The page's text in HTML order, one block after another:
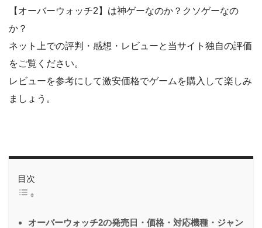
【オーバーウォッチ2】は神ゲーなのか？クソゲーなの
か？
ネット上での評判・感想・レビューと当サイト独自の評価
をご覧ください。
レビューを参考にして激安価格でゲームを購入して楽しみ
ましょう。
目次
オーバーウォッチ2の発売日・価格・対応機種・ジャン